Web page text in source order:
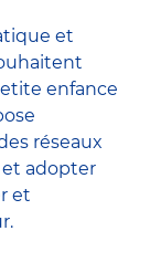
et
enfance
réseaux
et adopter
et